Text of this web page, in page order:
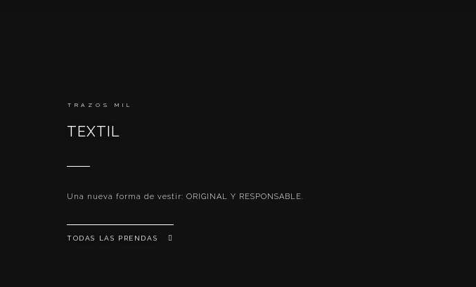
TRAZOS MIL
TEXTIL
Una nueva forma de vestir: ORIGINAL Y RESPONSABLE.
TODAS LAS PRENDAS